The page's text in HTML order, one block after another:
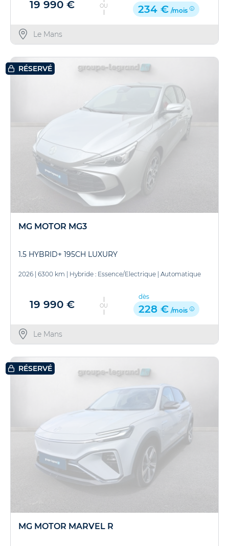
19 990 € OU 234 € /mois
Le Mans
RÉSERVÉ
MG MOTOR MG3
1.5 HYBRID+ 195CH LUXURY
2026 6300 km Hybride : Essence/Electrique Automatique
19 990 € OU
dès
228 € /mois
Le Mans
RÉSERVÉ
MG MOTOR MARVEL R